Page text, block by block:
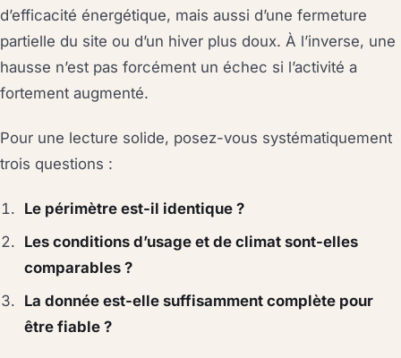
d’efficacité énergétique, mais aussi d’une fermeture
partielle du site ou d’un hiver plus doux. À l’inverse, une
hausse n’est pas forcément un échec si l’activité a
fortement augmenté.
Pour une lecture solide, posez-vous systématiquement
trois questions :
Le périmètre est-il identique ?
Les conditions d’usage et de climat sont-elles
comparables ?
La donnée est-elle suffisamment complète pour
être fiable ?